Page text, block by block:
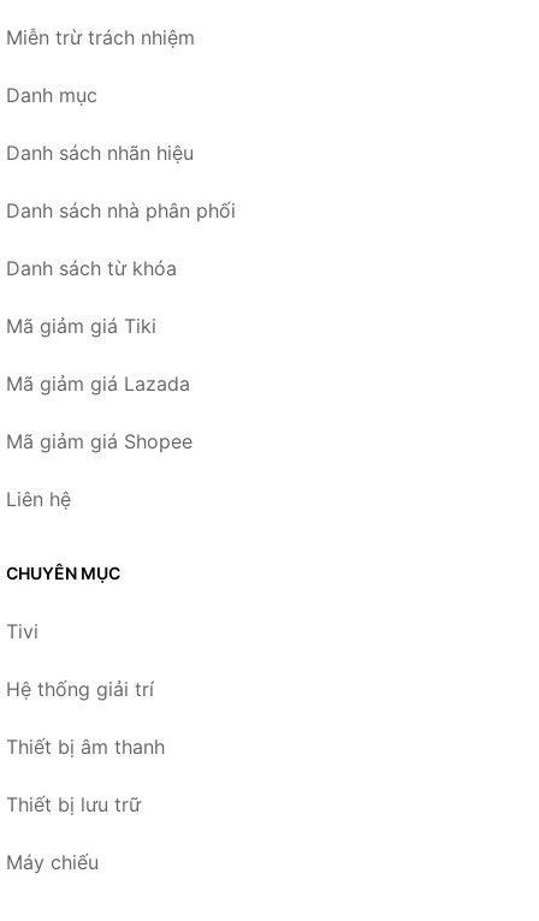
Miễn trừ trách nhiệm
Danh mục
Danh sách nhãn hiệu
Danh sách nhà phân phối
Danh sách từ khóa
Mã giảm giá Tiki
Mã giảm giá Lazada
Mã giảm giá Shopee
Liên hệ
CHUYÊN MỤC
Tivi
Hệ thống giải trí
Thiết bị âm thanh
Thiết bị lưu trữ
Máy chiếu